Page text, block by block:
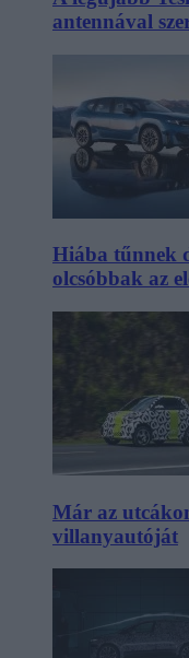
antennával
Hiába tűnnek
olcsóbbak az
Már az
villanyautóját